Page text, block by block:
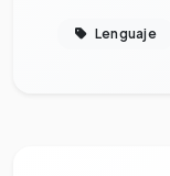
Lenguaje